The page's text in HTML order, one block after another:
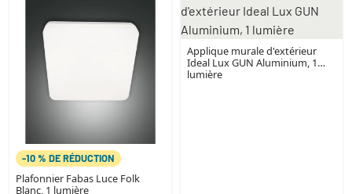
-10 % DE RÉDUCTION
Plafonnier Fabas Luce Folk
Blanc, 1 lumière
Applique murale d'extérieur
Ideal Lux GUN Aluminium, 1
lumière